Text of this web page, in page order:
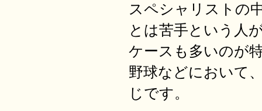
スペシャリストの
とは苦手という人
ケースも多いのが
野球などにおいて
じです。